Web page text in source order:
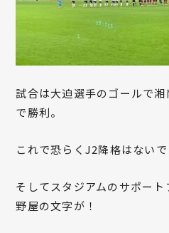
試合は大迫選手のゴールで湘
で勝利。
これで恐らくJ2降格はないで
そしてスタジアムのサポー
野屋の文字が！